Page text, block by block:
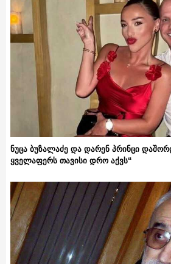
ნუცა ბუზალაძე და დარენ პრინცი
ყველაფერს თავისი დრო აქვს“